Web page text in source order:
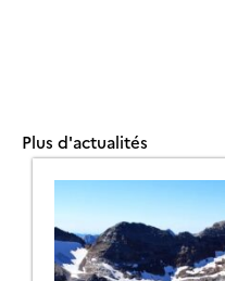
Plus d'actualités